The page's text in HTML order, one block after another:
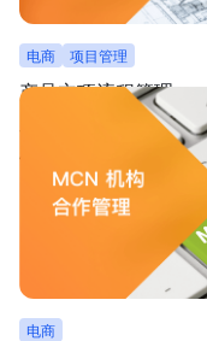
电商 项目管理
产品立项流程管理
在线完成选品征集、市场调
息实时同步，减少沟通成本
电商